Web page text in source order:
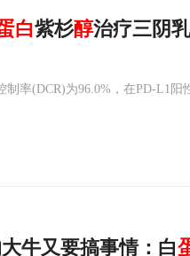
白紫杉醇治疗三阴
率(DCR)为96.0%，在PD-L1阳
牛又要搞事情：白